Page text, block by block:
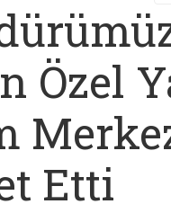
Özel
Etti